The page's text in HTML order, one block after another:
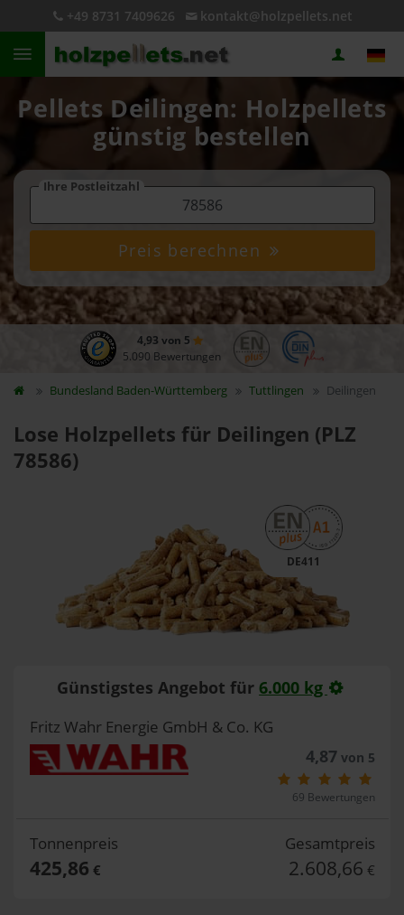
+49 8731 7409626 kontakt@holzpellets.net
Pellets Deilingen: Holzpellets
günstig bestellen
Ihre Postleitzahl
Preis berechnen
4,93 von 5
5.090 Bewertungen
Bundesland Baden-Württemberg Tuttlingen Deilingen
Lose Holzpellets für Deilingen (PLZ
78586)
DE411
Günstigstes Angebot für 6.000 kg
Fritz Wahr Energie GmbH & Co. KG
4,87von 5
69 Bewertungen
Tonnenpreis
425,86 €
Gesamtpreis
2.608,66 €